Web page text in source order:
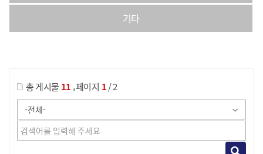
기타
총 게시물 11 ,페이지 1/ 2